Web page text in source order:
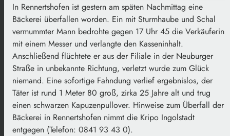
In Rennertshofen ist gestern am späten Nachmittag eine
Bäckerei überfallen worden. Ein mit Sturmhaube und Schal
vermummter Mann bedrohte gegen 17 Uhr 45 die Verkäuferin
mit einem Messer und verlangte den Kasseninhalt.
Anschließend flüchtete er aus der Filiale in der Neuburger
Straße in unbekannte Richtung, verletzt wurde zum Glück
niemand. Eine sofortige Fahndung verlief ergebnislos, der
Täter ist rund 1 Meter 80 groß, zirka 25 Jahre alt und trug
einen schwarzen Kapuzenpullover. Hinweise zum Überfall der
Bäckerei in Rennertshofen nimmt die Kripo Ingolstadt
entgegen (Telefon: 0841 93 43 0).